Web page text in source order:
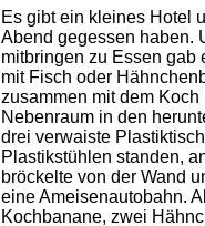
Es gibt ein kleines Hotel
Abend gegessen haben.
mitbringen zu Essen gab
mit Fisch oder
zusammen mit dem
Nebenraum in den
drei verwaiste
Plastikstühlen standen,
bröckelte von der Wand
eine Ameisenautobahn.
Kochbanane, zwei